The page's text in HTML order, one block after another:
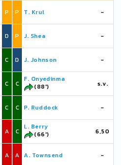
P
D
C
C
C
A
A
P T. Krul -
P J. Shea -
D J. Johnson -
C
F. Onyedinma
(88')
s.v.
C P. Ruddock -
C
L. Berry
(66')
6,50
A A. Townsend -